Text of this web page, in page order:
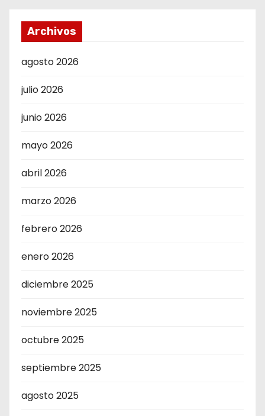
Archivos
agosto 2026
julio 2026
junio 2026
mayo 2026
abril 2026
marzo 2026
febrero 2026
enero 2026
diciembre 2025
noviembre 2025
octubre 2025
septiembre 2025
agosto 2025